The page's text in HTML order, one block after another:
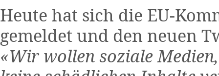
Heute hat sich die EU-
gemeldet und den neuen
«Wir wollen soziale